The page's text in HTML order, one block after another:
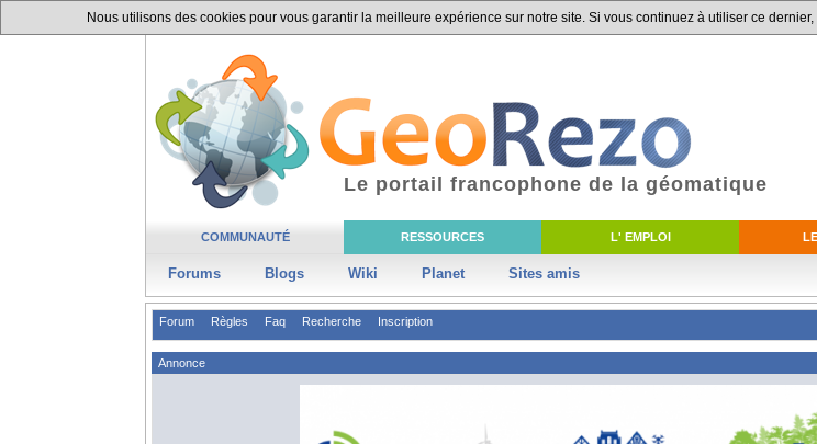
Nous utilisons des cookies pour vous garantir la meilleure expérience sur notre site. Si vous continuez à utiliser ce
COMMUNAUTÉ RESSOURCES L' EMPLOI
Forums Blogs Wiki Planet Sites amis
Le portail francophone de la géomatique
Forum Règles Faq Recherche Inscription
Annonce